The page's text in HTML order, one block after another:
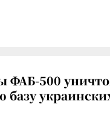
ФАБ-500
базу